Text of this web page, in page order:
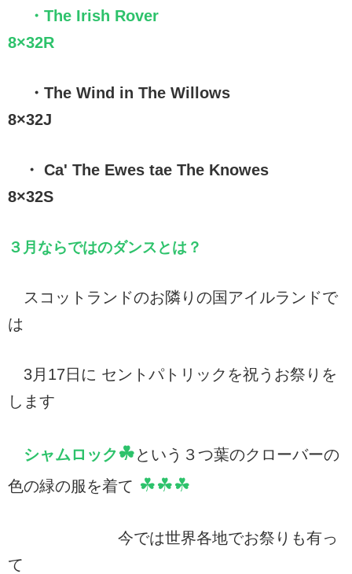
・The Irish Rover
8×32R
・The Wind in The Willows
8×32J
・ Ca' The Ewes tae The Knowes
8×32S
３月ならではのダンスとは？
スコットランドのお隣りの国アイルランドで
は
3月17日に セントパトリックを祝うお祭りを
します
シャムロック☘という３つ葉のクローバーの
色の緑の服を着て ☘☘☘
今では世界各地でお祭りも有っ
て